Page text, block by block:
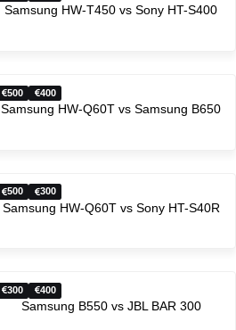
Samsung HW-T450 vs Sony HT-S400
500 400
Samsung HW-Q60T vs Samsung B650
500 300
Samsung HW-Q60T vs Sony HT-S40R
300 400
Samsung B550 vs JBL BAR 300